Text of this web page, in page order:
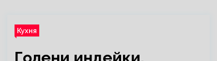
Кухня
Голени индейки,